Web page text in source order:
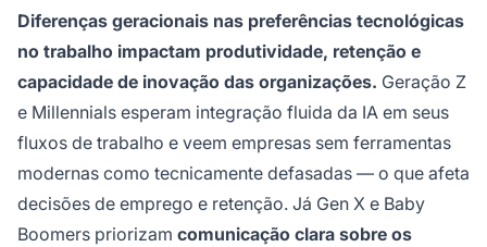
Diferenças geracionais nas preferências tecnológicas
no trabalho impactam produtividade, retenção e
capacidade de inovação das organizações. Geração Z
e Millennials esperam integração fluida da IA em seus
fluxos de trabalho e veem empresas sem ferramentas
modernas como tecnicamente defasadas — o que afeta
decisões de emprego e retenção. Já Gen X e Baby
Boomers priorizam comunicação clara sobre os